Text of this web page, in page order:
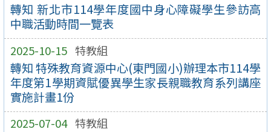
轉知 新北市114學年度國中身心障礙學生參訪高
中職活動時間一覽表
2025-10-15 特教組
轉知 特殊教育資源中心(東門國小)辦理本市114學
年度第1學期資賦優異學生家長親職教育系列講座
實施計畫1份
2025-07-04 特教組